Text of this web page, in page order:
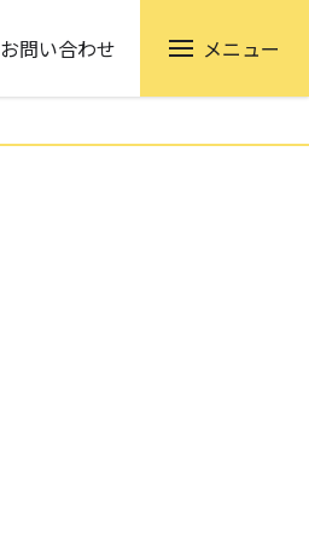
お問い合わせ メニュー